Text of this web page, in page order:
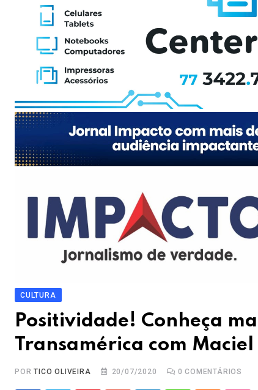
CULTURA
Positividade! Conheça
Transamérica com
PORTICO OLIVEIRA 20/07/2020 0 COMENTÁRIOS